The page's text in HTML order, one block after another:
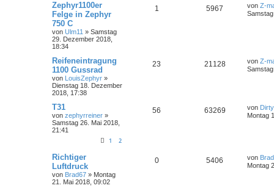
Zephyr1100er
Felge in Zephyr
750 C
von Ulm11 » Samstag
29. Dezember 2018,
18:34
1 5967 von Z-
Reifeneintragung
1100 Gussrad
von LouisZephyr »
Dienstag 18. Dezember
2018, 17:38
23 21128 von Z-
T31
von zephyrreiner »
Samstag 26. Mai 2018,
21:41
1 2
56 63269 von
Montag
Richtiger
Luftdruck
von Brad67 » Montag
21. Mai 2018, 09:02
0 5406 von
Montag